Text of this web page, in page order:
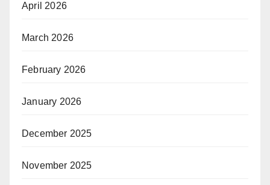
April 2026
March 2026
February 2026
January 2026
December 2025
November 2025